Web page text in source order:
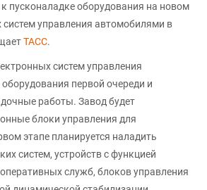
к пусконаладке оборудования на новом
управления автомобилями в
ТАСС.
систем управления
первой очереди и
работы. Завод будет
блоки управления для
этапе планируется наладить
систем, устройств с функцией
служб, блоков управления